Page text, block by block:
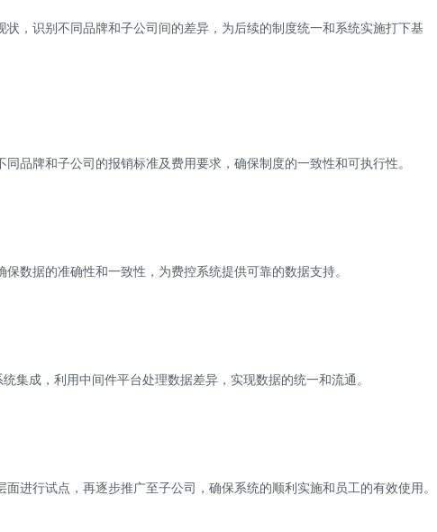
，识别不同品牌和子公司间的差异，为后续的制度统一和系统实施打下基
品牌和子公司的报销标准及费用要求，确保制度的一致性和可执行性。
数据的准确性和一致性，为费控系统提供可靠的数据支持。
集成，利用中间件平台处理数据差异，实现数据的统一和流通。
进行试点，再逐步推广至子公司，确保系统的顺利实施和员工的有效使用。